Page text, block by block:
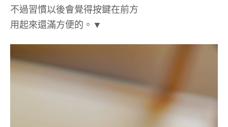
不過習慣以後會覺得按鍵在前方
用起來還滿方便的。▼